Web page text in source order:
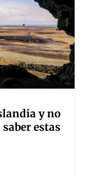
y no
estas